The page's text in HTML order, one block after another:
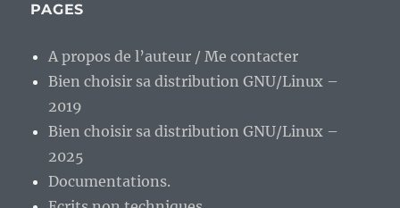
PAGES
A propos de l’auteur / Me contacter
Bien choisir sa distribution GNU/Linux –
2019
Bien choisir sa distribution GNU/Linux –
2025
Documentations.